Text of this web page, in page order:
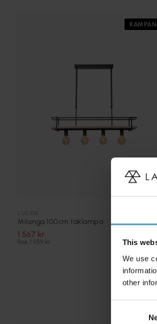
This
We use
other
Milonga 100cm taklampa
1 567 kr
Rek. 1 959 kr